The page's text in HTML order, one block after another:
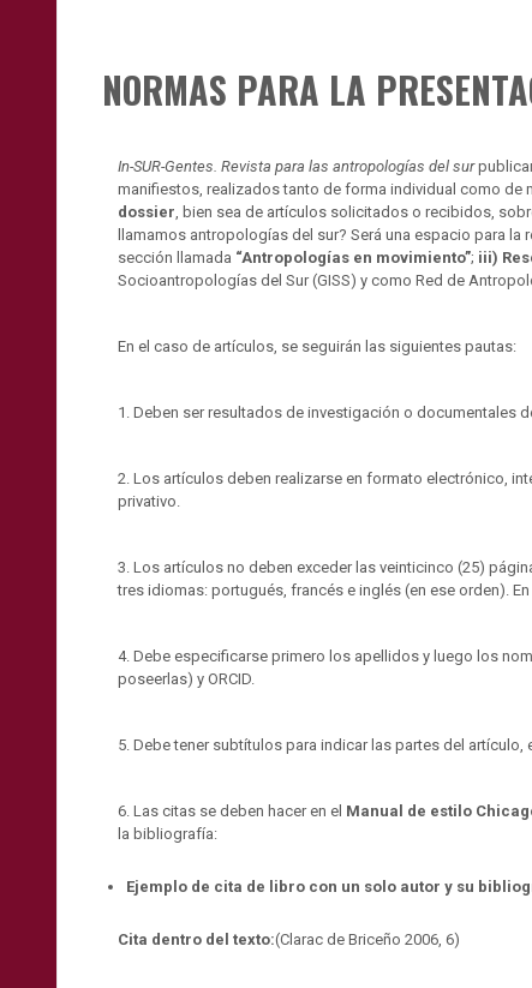
NORMAS PARA LA
In-SUR-Gentes. Revista para las antropologías del sur
manifiestos, realizados tanto de forma individual como de
dossier , bien sea de artículos solicitados o recibidos,
llamamos antropologías del sur? Será una espacio para
sección llamada “Antropologías en movimiento”; iii)
Socioantropologías del Sur (GISS) y como Red de
En el caso de artículos, se seguirán las siguientes pautas:
1. Deben ser resultados de investigación o documentales
2. Los artículos deben realizarse en formato electrónico,
privativo.
3. Los artículos no deben exceder las veinticinco (25)
tres idiomas: portugués, francés e inglés (en ese orden).
4. Debe especificarse primero los apellidos y luego los
poseerlas) y ORCID.
5. Debe tener subtítulos para indicar las partes del
6. Las citas se deben hacer en el Manual de estilo
la bibliografía:
Ejemplo de cita de libro con un solo autor y su
Cita dentro del texto:(Clarac de Briceño 2006, 6)